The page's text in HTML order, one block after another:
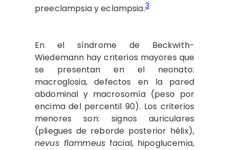
preeclampsia y eclampsia.3
En el síndrome de Beckwith-
Wiedemann hay criterios mayores que
se presentan en el neonato:
macroglosia, defectos en la pared
abdominal y macrosomía (peso por
encima del percentil 90). Los criterios
menores son: signos auriculares
(pliegues de reborde posterior hélix),
nevus flammeusfacial, hipoglucemia,